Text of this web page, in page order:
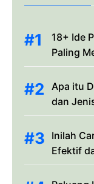
18+ Ide
Paling
Apa itu
dan
Inilah
Efektif